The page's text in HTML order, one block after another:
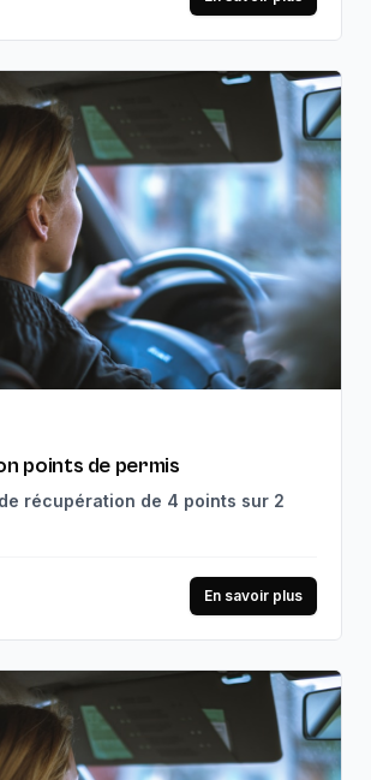
points de permis
récupération de 4 points sur 2
En savoir plus